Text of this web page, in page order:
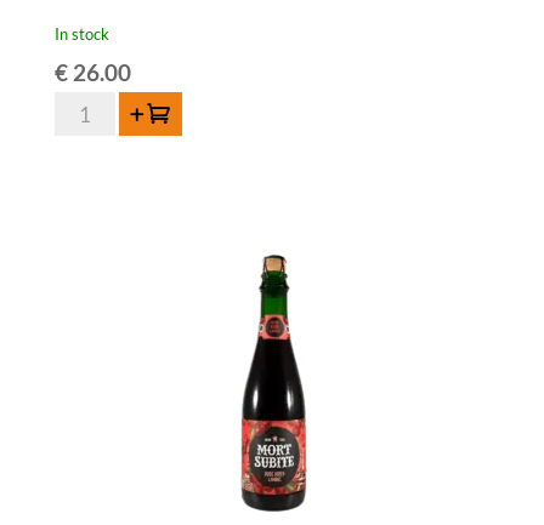
In stock
€26.00
TimmermansAdd to cart